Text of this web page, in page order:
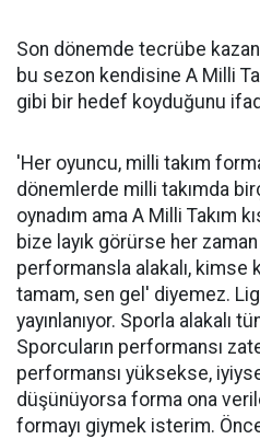
Son dönemde tecrübe
bu sezon kendisine A Milli
gibi bir hedef koyduğunu
'Her oyuncu, milli takım
dönemlerde milli takımda
oynadım ama A Milli Takım
bize layık görürse her
performansla alakalı,
tamam, sen gel' diyemez.
yayınlanıyor. Sporla alakalı
Sporcuların performansı
performansı yüksekse,
düşünüyorsa forma ona
formayı giymek isterim.